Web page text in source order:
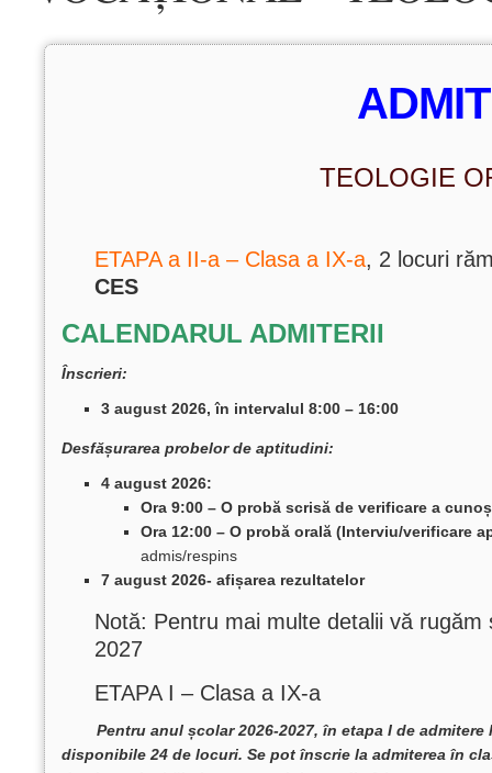
TEOLOGIE
ETAPA a II-a – Clasa a IX-a, 2 locuri
CES
CALENDARUL ADMITERII
Înscrieri:
3 august 2026, în intervalul 8:00 – 16:00
Desfășurarea probelor de aptitudini:
4 august 2026:
Ora 9:00 – O probă scrisă de verificare a
Ora 12:00 – O probă orală (Interviu/verificare
admis/respins
7 august 2026- afișarea rezultatelor
Notă: Pentru mai multe detalii vă
2027
ETAPA I – Clasa a IX-a
Pentru anul școlar 2026-2027, în etapa I de admitere
disponibile 24 de locuri. Se pot înscrie la admiterea în